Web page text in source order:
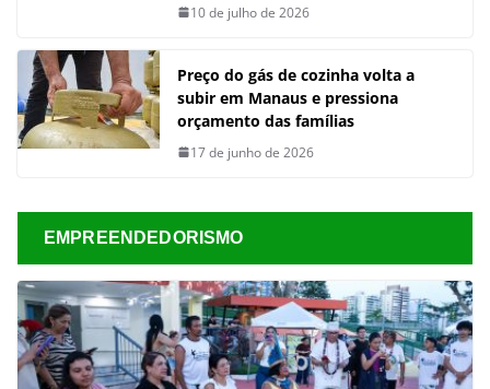
10 de julho de 2026
Preço do gás de cozinha volta a
subir em Manaus e pressiona
orçamento das famílias
17 de junho de 2026
EMPREENDEDORISMO